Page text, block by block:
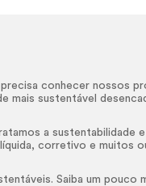
conhecer nossos
mais sustentável
a sustentabilidade
líquida, corretivo e muitos
Saiba um pouco